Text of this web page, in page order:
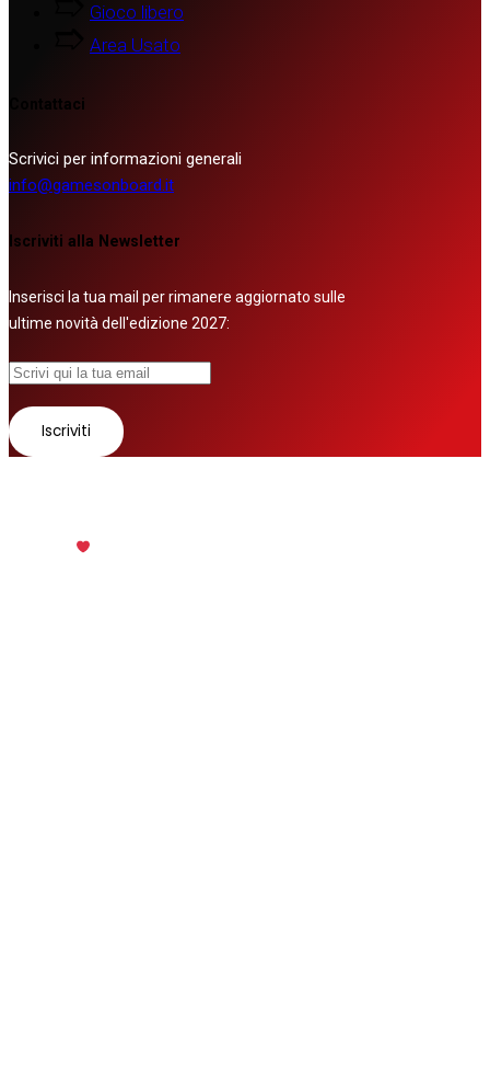
Gioco libero
Area Usato
Contattaci
Scrivici per informazioni generali
info@gamesonboard.it
Iscriviti alla Newsletter
Inserisci la tua mail per rimanere aggiornato sulle
ultime novità dell'edizione 2027: